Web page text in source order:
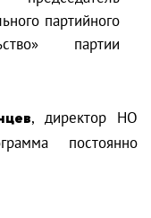
партийного
партии
, директор НО
постоянно